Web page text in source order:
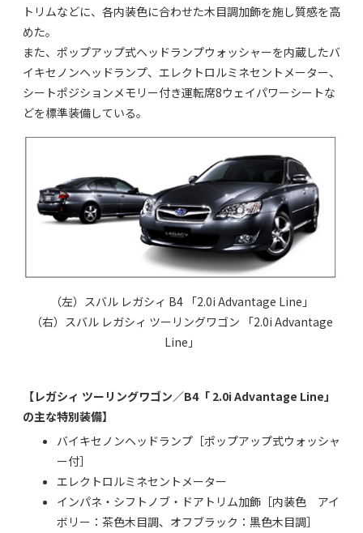
トリムなどに、各内装色に合わせた木目調加飾を施し質感を高
めた。
また、ポップアップ式ヘッドランプウォッシャーを内蔵したバ
イキセノンヘッドランプ、エレクトロルミネセントメーター、
シートポジションメモリー付き運転席8ウェイパワーシートな
どを標準装備している。
（左）スバル レガシィ B4 「2.0i Advantage Line」
（右）スバル レガシィ ツーリングワゴン 「2.0i Advantage
Line」
【レガシィ ツーリングワゴン／B4「 2.0i Advantage Line」
の主な特別装備】
バイキセノンヘッドランプ［ポップアップ式ウォッシャ
ー付］
エレクトロルミネセントメーター
インパネ・シフトノブ・ドアトリム加飾［内装色 アイ
ボリー：茶色木目調、オフブラック：黒色木目調］